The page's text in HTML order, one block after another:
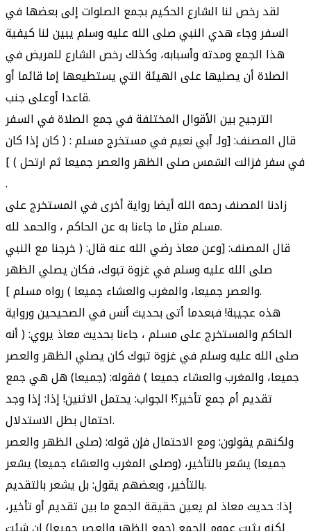
لقد رخص لنا الشارع الحكيم بجمع الصلوات إلى بعضها في
السفر وجاء هدي النبي صلى الله عليه وسلم يبين لنا كيفية
هذا الجمع ومدته وأسبابه، وكذلك رخص الشارع للمريض في
الصلاة أن يصليها على الهيئة التي يستطيعها إما قائما أو
قاعدا أوعلى جنب.
الترجيح بين الأقوال المختلفة في جمع الصلاة في السفر
قال المصنف: [ولـ أبي نعيم في مستخرج مسلم : ( كان إذا كان
في سفر فزالت الشمس صلى الظهر والعصر جميعا ثم ارتحل ) ]
.
زادنا المصنف رحمه الله أيضا رواية أخرى في المستخرج على
مسلم مثل ما جاءنا به عن الحاكم ، والحمد لله.
قال المصنف: [وعن معاذ رضي الله عنه قال: ( خرجنا مع النبي
صلى الله عليه وسلم في غزوة تبوك، فكان يصلي الظهر
والعصر جميعا، والمغرب والعشاء جميعا ) رواه مسلم ].
هذه عجيبة! فبعدما أتى بحديث أنس في الصحيحين ورواية
الحاكم والمستخرج على مسلم ، جاءنا بحديث معاذ يروي: ( أنه
صلى الله عليه وسلم في غزوة تبوك كان يصلي الظهر والعصر
جميعا، والمغرب والعشاء جميعا ) فقوله: (جميعا) هل هي جمع
تقديم أم جمع تأخير؟! الجواب: يحتمل الاثنين! إذا: إذا وجد
احتمال بطل الاستدلال.
ولكنهم يقولون: ومع الاحتمال فإن قوله: (صلى الظهر والعصر
جميعا) يشعر بالتأخير، (وصلى المغرب والعشاء جميعا) يشعر
بالتأخير، وبعضهم يقول: بل يشعر بالتقديم.
إذا: حديث معاذ لم يعين حقيقة الجمع ما بين تقديم أو تأخير،